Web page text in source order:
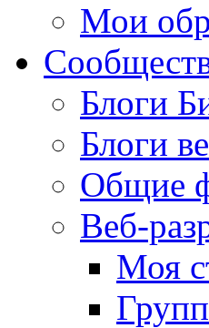
Мои
Блоги
Блоги
Общие
Веб-
Моя